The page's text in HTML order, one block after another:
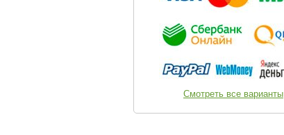
Смотреть все варианты